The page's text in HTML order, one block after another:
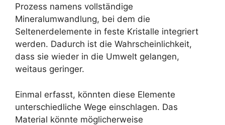
Prozess namens vollständige
Mineralumwandlung, bei dem die
Seltenerdelemente in feste Kristalle integriert
werden. Dadurch ist die Wahrscheinlichkeit,
dass sie wieder in die Umwelt gelangen,
weitaus geringer.
Einmal erfasst, könnten diese Elemente
unterschiedliche Wege einschlagen. Das
Material könnte möglicherweise